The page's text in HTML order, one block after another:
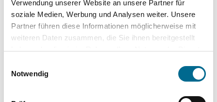
Verwendung unserer Website an unsere Partner für
soziale Medien, Werbung und Analysen weiter. Unsere
Partner führen diese Informationen möglicherweise mit
weiteren Daten zusammen, die Sie ihnen bereitgestellt
haben oder die sie im Rahmen Ihrer Nutzung der Dienste
Cookies, wenn Sie unsere Webseite weiterhin nutzen.
Notwendig
wuddi Leasing Kauf
Versicherung ✔ - -
-